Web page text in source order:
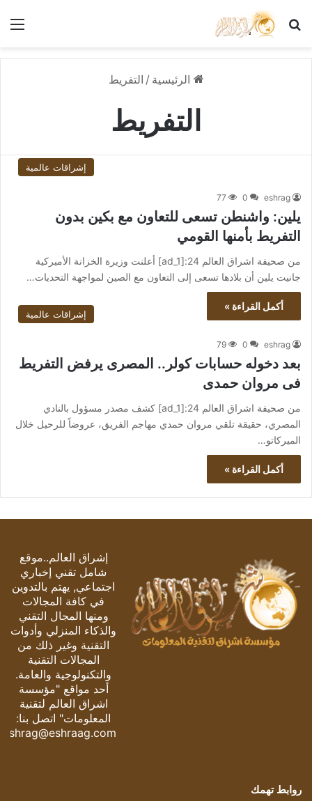
بحث عن
الرئيسية / التفريط
التفريط
إشراقات عالمية
eshrag
0
77
يلين: واشنطن تسعى للتعاون مع بكين بدون
التفريط بأمنها القومي
من صحيفة اشراق العالم 24:[ad_1] أعلنت وزيرة الخزانة الأميركية
جانيت يلين أن بلادها تسعى إلى التعاون مع الصين لمواجهة التحديات…
أكمل القراءة »
إشراقات عالمية
eshrag
0
79
بعد دخوله حسابات كولر.. المصرى يرفض التفريط
فى مروان حمدى
من صحيفة اشراق العالم 24:[ad_1] كشف مصدر مسؤول بالنادي
المصري، حقيقة تلقي مروان حمدي مهاجم الفريق، عروضاً للرحيل خلال
الميركاتو…
أكمل القراءة »
إشراق العالم..موقع
شامل تقني إخباري
اجتماعي, يهتم بالتدوين
في كافة المجالات
ومنها المجال التقني
والذكاء المنزلي وأدوات
التقنية وغير ذلك من
المجالات التقنية
والتكنولوجية والعامة.
أحد مواقع "مؤسسة
اشراق العالم لتقنية
المعلومات" اتصل بنا:
eshrag@eshraag.com
روابط تهمك